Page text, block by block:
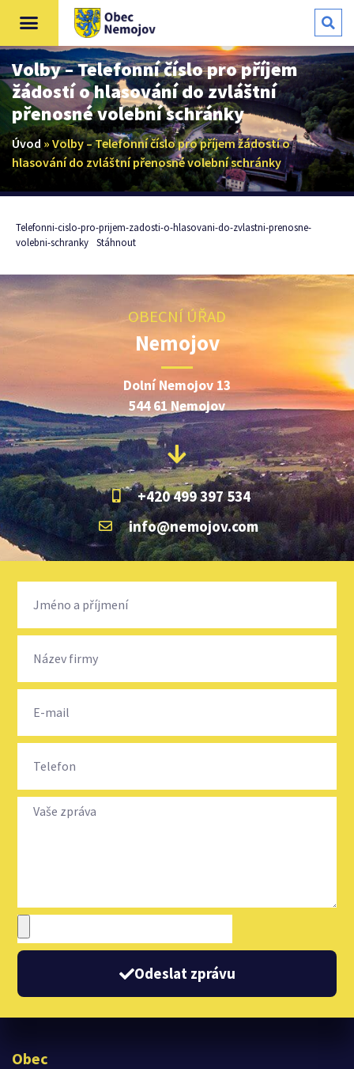
Volby – Telefonní číslo pro příjem
žádostí o hlasování do zvláštní
přenosné volební schránky
Úvod »Volby – Telefonní číslo pro příjem žádostí o
hlasování do zvláštní přenosné volební schránky
Telefonni-cislo-pro-prijem-zadosti-o-hlasovani-do-zvlastni-prenosne-
volebni-schranky
Stáhnout
OBECNÍ ÚŘAD
Nemojov
Dolní Nemojov 13
544 61 Nemojov
+420 499 397 534
info@nemojov.com
Odeslat zprávu
Obec